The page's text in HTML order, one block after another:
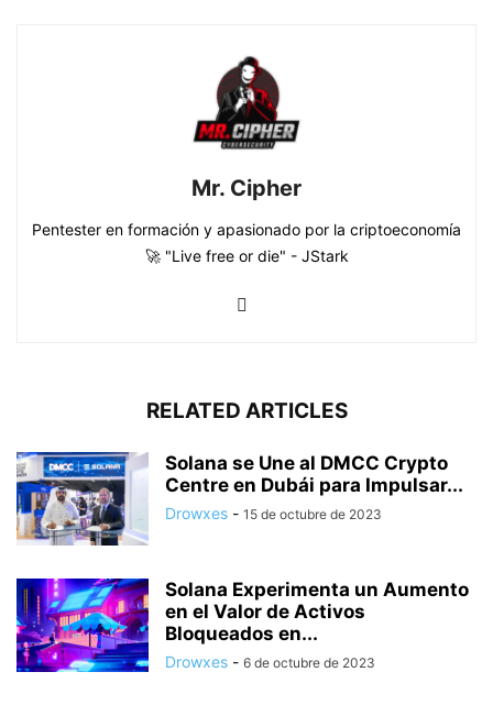
Mr. Cipher
Pentester en formación y apasionado por la criptoeconomía
🚀 "Live free or die" - JStark
RELATED ARTICLES
Solana se Une al DMCC Crypto
Centre en Dubái para Impulsar...
Drowxes - 15 de octubre de 2023
Solana Experimenta un Aumento
en el Valor de Activos
Bloqueados en...
Drowxes - 6 de octubre de 2023